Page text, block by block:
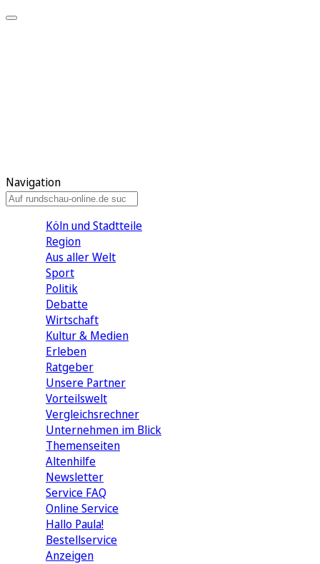
Navigation
Köln und Stadtteile
Region
Aus aller Welt
Sport
Politik
Debatte
Wirtschaft
Kultur & Medien
Erleben
Ratgeber
Unsere Partner
Vorteilswelt
Vergleichsrechner
Unternehmen im Blick
Themenseiten
Altenhilfe
Newsletter
Service FAQ
Online Service
Hallo Paula!
Bestellservice
Anzeigen